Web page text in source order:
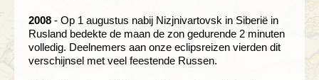
2008 - Op 1 augustus nabij Nizjnivartovsk in Siberië in
Rusland bedekte de maan de zon gedurende 2 minuten
volledig. Deelnemers aan onze eclipsreizen vierden dit
verschijnsel met veel feestende Russen.